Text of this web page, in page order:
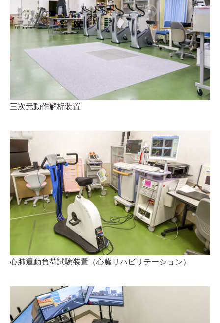
三次元動作解析装置
心肺運動負荷試験装置（心臓リハビリテーション）